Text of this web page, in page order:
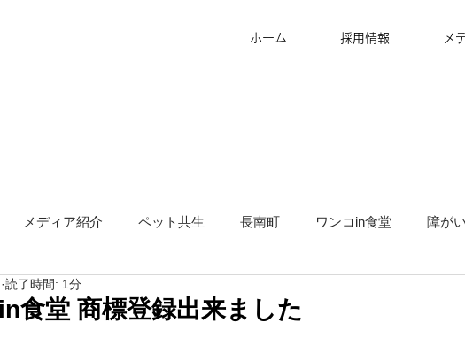
ホーム 採用情報 メ
メディア紹介 ペット共生 長南町 ワンコin食堂 障が
スタッフ募集 グランピング
食堂 商標登録出来ました
読了時間: 1分